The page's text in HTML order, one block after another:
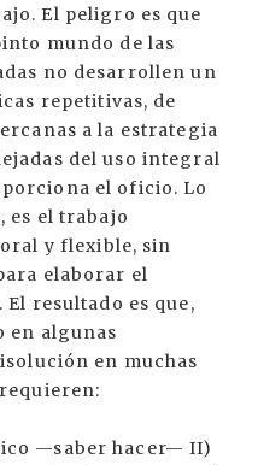
El peligro es que
mundo de las
no desarrollen un
repetitivas, de
a la estrategia
del uso integral
el oficio. Lo
es el trabajo
y flexible, sin
elaborar el
resultado es que,
en algunas
en muchas
—saber hacer— II)